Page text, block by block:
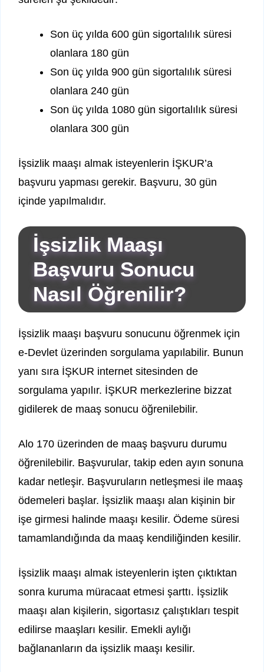
Son üç yılda 600 gün sigortalılık süresi
olanlara 180 gün
Son üç yılda 900 gün sigortalılık süresi
olanlara 240 gün
Son üç yılda 1080 gün sigortalılık süresi
olanlara 300 gün
İşsizlik maaşı almak isteyenlerin İŞKUR’a
başvuru yapması gerekir. Başvuru, 30 gün
içinde yapılmalıdır.
İşsizlik Maaşı
Başvuru Sonucu
Nasıl Öğrenilir?
İşsizlik maaşı başvuru sonucunu öğrenmek için
e-Devlet üzerinden sorgulama yapılabilir. Bunun
yanı sıra İŞKUR internet sitesinden de
sorgulama yapılır. İŞKUR merkezlerine bizzat
gidilerek de maaş sonucu öğrenilebilir.
Alo 170 üzerinden de maaş başvuru durumu
öğrenilebilir. Başvurular, takip eden ayın sonuna
kadar netleşir. Başvuruların netleşmesi ile maaş
ödemeleri başlar. İşsizlik maaşı alan kişinin bir
işe girmesi halinde maaşı kesilir. Ödeme süresi
tamamlandığında da maaş kendiliğinden kesilir.
İşsizlik maaşı almak isteyenlerin işten çıktıktan
sonra kuruma müracaat etmesi şarttı. İşsizlik
maaşı alan kişilerin, sigortasız çalıştıkları tespit
edilirse maaşları kesilir. Emekli aylığı
bağlananların da işsizlik maaşı kesilir.